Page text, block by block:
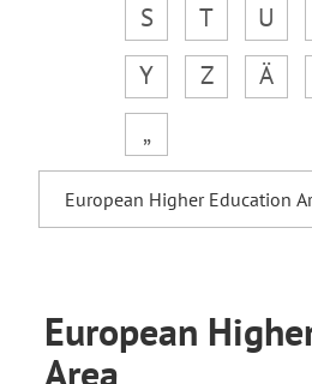
S
T U
Y
Z Ä
„
European
Area